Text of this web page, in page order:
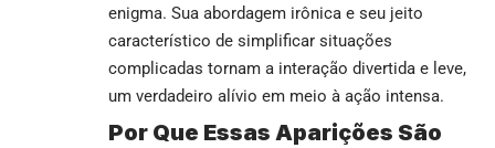
enigma. Sua abordagem irônica e seu jeito
característico de simplificar situações
complicadas tornam a interação divertida e leve,
um verdadeiro alívio em meio à ação intensa.
Por Que Essas Aparições São